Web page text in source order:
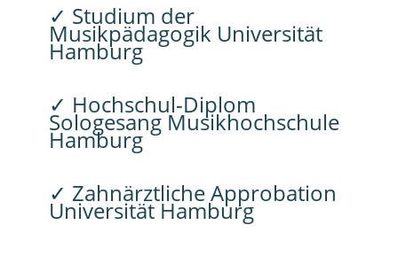
✓ Studium der
Musikpädagogik Universität
Hamburg
✓ Hochschul-Diplom
Sologesang Musikhochschule
Hamburg
✓ Zahnärztliche Approbation
Universität Hamburg